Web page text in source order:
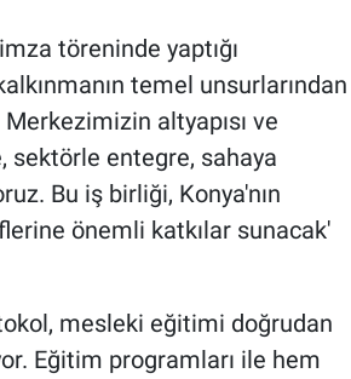
töreninde yaptığı
temel unsurlarından
altyapısı ve
entegre, sahaya
Bu iş birliği, Konya'nın
önemli katkılar sunacak'
mesleki eğitimi doğrudan
Eğitim programları ile hem